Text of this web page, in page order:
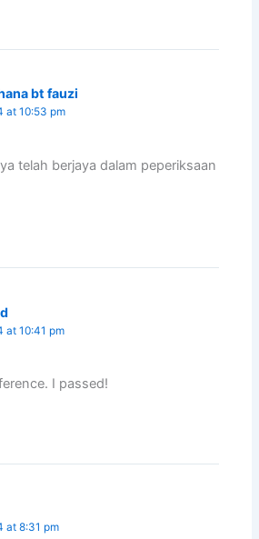
bt fauzi
at 10:53 pm
telah berjaya dalam peperiksaan
at 10:41 pm
I passed!
at 8:31 pm